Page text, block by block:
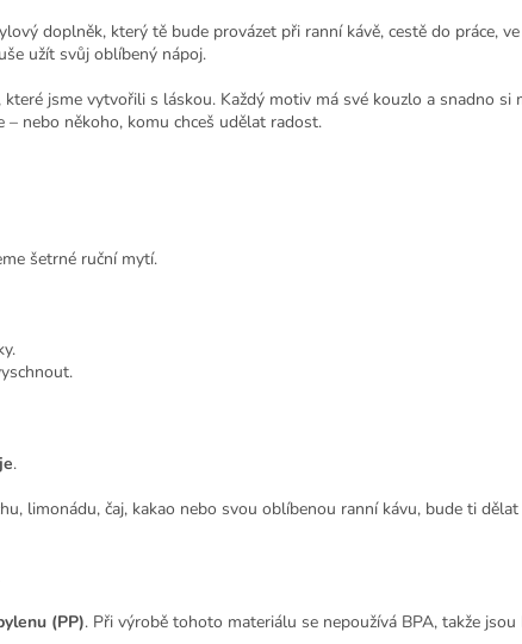
doplněk, který tě bude provázet při ranní kávě, cestě do práce,
užít svůj oblíbený nápoj.
, které jsme vytvořili s láskou. Každý motiv má své kouzlo a snadno si
nebo někoho, komu chceš udělat radost.
šetrné ruční mytí.
.
limonádu, čaj, kakao nebo svou oblíbenou ranní kávu, bude ti
(PP). Při výrobě tohoto materiálu se nepoužívá BPA, takže jsou